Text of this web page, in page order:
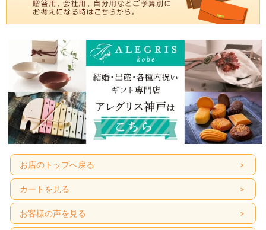
お店のトップへ戻る
カートを見る
お客様の声を見る